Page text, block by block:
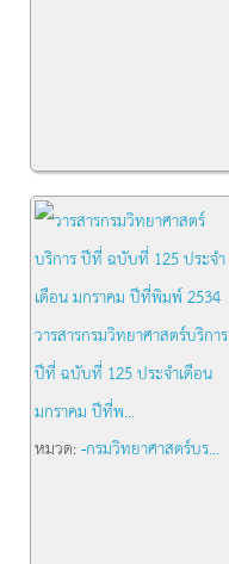
วารสารกรมวิทยาศาสตร์บริการ
ปีที่ ฉบับที่ 125 ประจำเดือน
มกราคม ปีที่พ...
หมวด:-กรมวิทยาศาสตร์บร...